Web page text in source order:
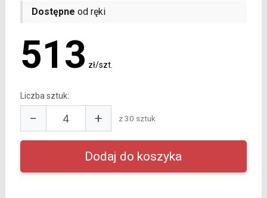
Dostępne od ręki
513 zł/szt.
Liczba sztuk:
− + z 30 sztuk